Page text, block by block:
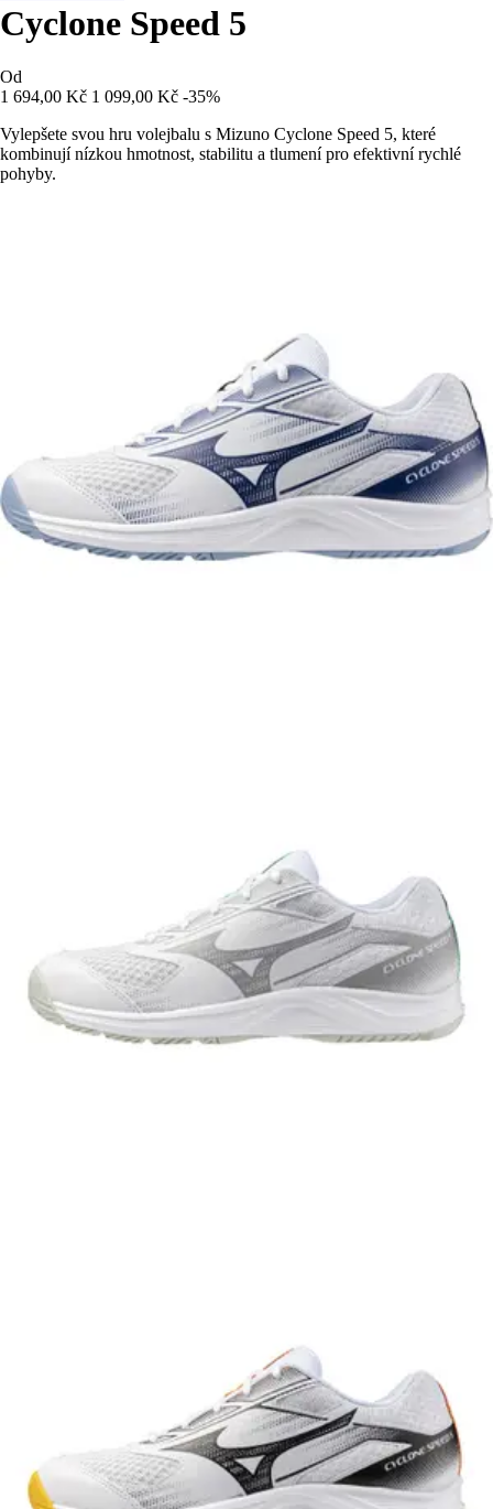
Cyclone Speed 5
Od
1 694,00 Kč 1 099,00 Kč -35%
Vylepšete svou hru volejbalu s Mizuno Cyclone Speed 5, které
kombinují nízkou hmotnost, stabilitu a tlumení pro efektivní rychlé
pohyby.